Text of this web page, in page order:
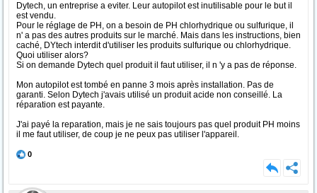
Dytech, un entreprise a eviter. Leur autopilot est inutilisable pour le but il
est vendu.
Pour le réglage de PH, on a besoin de PH chlorhydrique ou sulfurique, il
n' a pas des autres produits sur le marché. Mais dans les instructions, bien
caché, DYtech interdit d'utiliser les produits sulfurique ou chlorhydrique.
Quoi utiliser alors?
Si on demande Dytech quel produit il faut utiliser, il n 'y a pas de réponse.
Mon autopilot est tombé en panne 3 mois après installation. Pas de
garanti. Selon Dytech j'avais utilisé un produit acide non conseillé. La
réparation est payante.
J'ai payé la reparation, mais je ne sais toujours pas quel produit PH moins
il me faut utiliser, de coup je ne peux pas utiliser l'appareil.
0